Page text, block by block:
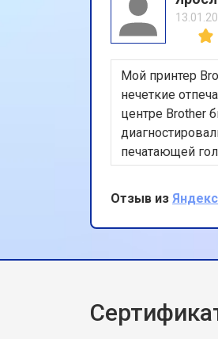
Мой принтер
нечеткие
центре Brother
печатающей
работает
скоростью и
обслуживания,
Отзыв из